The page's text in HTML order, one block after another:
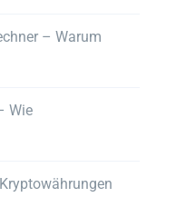
– Warum
Wie